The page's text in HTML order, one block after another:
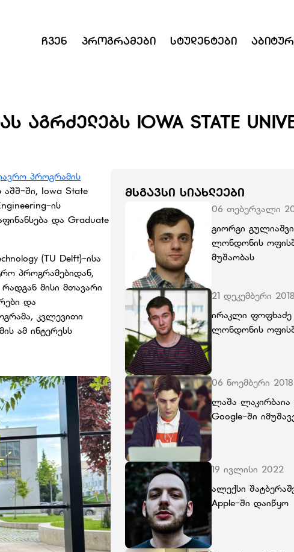
Ჩვენ Პროგრამები Სტუდენტები
IOWA STATE
პროგრამის
ში, Iowa State
ის
და Graduate
(TU Delft)-ისა
პროგრამებიდან,
მისი მთავარი
და
კვლევითი
ამ ინტერესს
ᲛᲡᲒᲐᲕᲡᲘ ᲡᲘᲐᲮᲚᲔᲔᲑᲘ
06 თებერვალი
გიორგი
ლონდონის
მუშაობას
21 დეკემბერი 2018
ირაკლი ფოფხაძე
ლონდონის
06 ნოემბერი 2018
ლაშა
Google-ში
19 ივლისი 2022
ალექსი
Apple-ში დაიწყო